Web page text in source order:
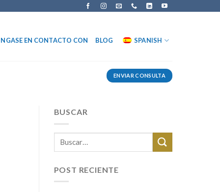
EN CONTACTO CON BLOG SPANISH
ENVIAR CONSULTA
BUSCAR
POST RECIENTE